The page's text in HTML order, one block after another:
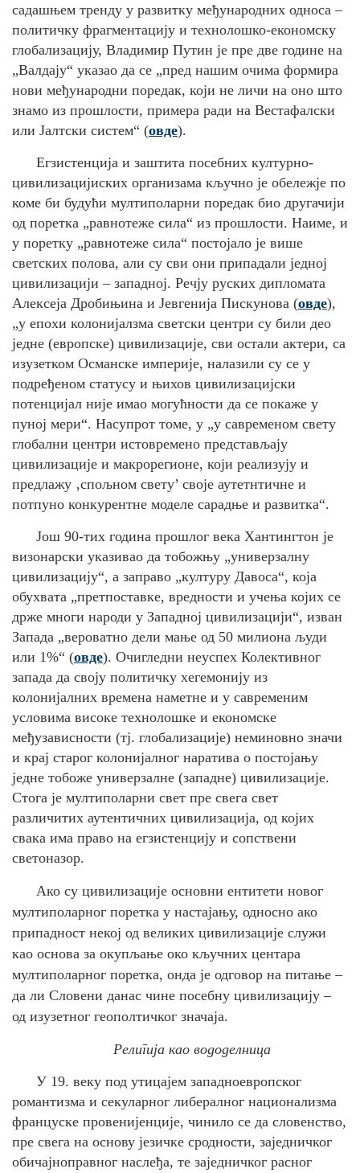
садашњем тренду у развитку међународних односа –
политичку фрагментацију и технолошко-економску
глобализацију, Владимир Путин је пре две године на
„Валдају“ указао да се „пред нашим очима формира
нови међународни поредак, који не личи на оно што
знамо из прошлости, примера ради на Вестафалски
или Јалтски систем“ (овде).
Егзистенција и заштита посебних културно-
цивилизацијиских организама кључно је обележје по
коме би будући мултиполарни поредак био другачији
од поретка „равнотеже сила“ из прошлости. Наиме, и
у поретку „равнотеже сила“ постојало је више
светских полова, али су сви они припадали једној
цивилизацији – западној. Речју руских дипломата
Алексеја Дробињина и Јевгенија Пискунова (овде),
„у епохи колонијалзма светски центри су били део
једне (европске) цивилизације, сви остали актери, са
изузетком Османске империје, налазили су се у
подређеном статусу и њихов цивилизацијски
потенцијал није имао могућности да се покаже у
пуној мери“. Насупрот томе, у „у савременом свету
глобални центри истовремено представљају
цивилизације и макрорегионе, који реализују и
предлажу ‚спољном свету’ своје аутетнтичне и
потпуно конкурентне моделе сарадње и развитка“.
Још 90-тих година прошлог века Хантингтон је
визонарски указивао да тобожњу „универзалну
цивилизацију“, а заправо „културу Давоса“, која
обухвата „претпоставке, вредности и учења којих се
држе многи народи у Западној цивилизацији“, изван
Запада „вероватно дели мање од 50 милиона људи
или 1%“ (овде). Очигледни неуспех Колективног
запада да своју политичку хегемонију из
колонијалних времена наметне и у савременим
условима високе технолошке и економске
међузависности (тј. глобализације) неминовно значи
и крај старог колонијалног наратива о постојању
једне тобоже универзалне (западне) цивилизације.
Стога је мултиполарни свет пре свега свет
различитих аутентичних цивилизација, од којих
свака има право на егзистенцију и сопствени
светоназор.
Ако су цивилизације основни ентитети новог
мултиполарног поретка у настајању, односно ако
припадност некој од великих цивилизације служи
као основа за окупљање око кључних центара
мултиполарног поретка, онда је одговор на питање –
да ли Словени данас чине посебну цивилизацију –
од изузетног геополтичког значаја.
Религија као вододелница
У 19. веку под утицајем западноевропског
романтизма и секуларног либералног национализма
француске провенијенције, чинило се да словенство,
пре свега на основу језичке сродности, заједничког
обичајноправног наслеђа, те заједничког расног